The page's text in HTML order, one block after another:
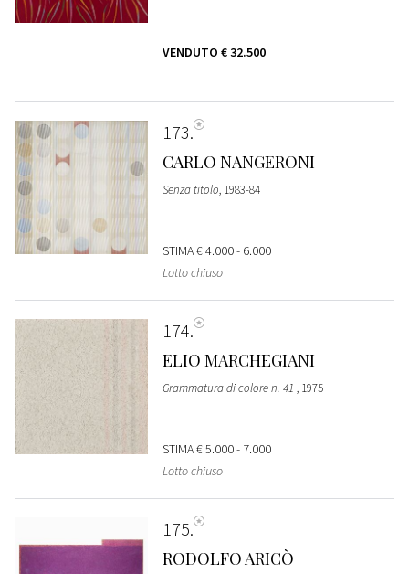
VENDUTO € 32.500
173
CARLO NANGERONI
Senza titolo, 1983-84
STIMA€ 4.000 - 6.000
Lotto chiuso
174
ELIO MARCHEGIANI
Grammatura di colore n. 41 , 1975
STIMA€ 5.000 - 7.000
Lotto chiuso
175
RODOLFO ARICÒ